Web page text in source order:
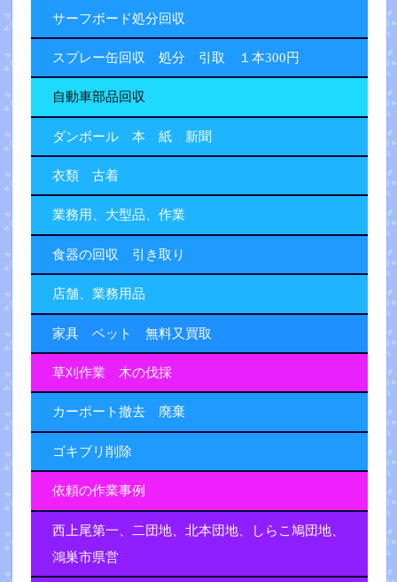
サーフボード処分回収
スプレー缶回収 処分 引取 １本300円
自動車部品回収
ダンボール 本 紙 新聞
衣類 古着
業務用、大型品、作業
食器の回収 引き取り
店舗、業務用品
家具 ベット 無料又買取
草刈作業 木の伐採
カーポート撤去 廃棄
ゴキブリ削除
依頼の作業事例
西上尾第一、二団地、北本団地、しらこ鳩団地、
鴻巣市県営